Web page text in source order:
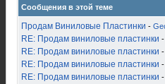
Сообщения в этой теме
Продам Виниловые Пластинки -
RE: Продам виниловые пластинки -
RE: Продам виниловые пластинки -
RE: Продам виниловые пластинки -
RE: Продам виниловые пластинки -